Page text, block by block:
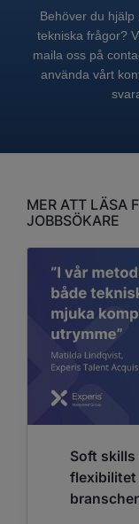
Behöver du
tekniska frågor?
maila oss på
använda vårt
MER ATT LÄSA
JOBBSÖKARE
Soft
flexibilitet